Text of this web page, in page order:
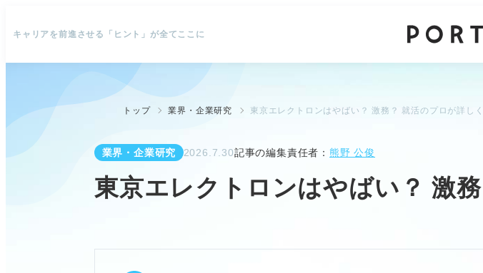
キャリアを前進させる「ヒント」が全てここに
トップ 業界・企業研究 東京エレクトロンはやばい？ 激務？ 就活のプロが詳し
業界・企業研究 2026.7.30記事の編集責任者：熊野 公俊
東京エレクトロンはやばい？ 激